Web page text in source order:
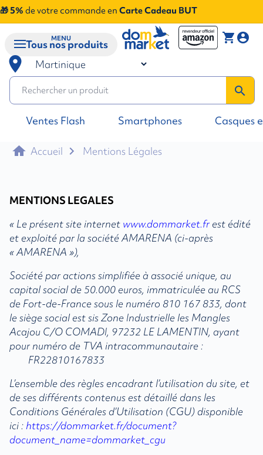
🎁 5% de votre commande en Carte Cadeau BUT
room
shopping_cart account_circle
search
Ventes Flash Smartphones Casques
Tous nos produits
MENU
home Accueil arrow_forward_ios Mentions Légales
MENTIONS LEGALES
« Le présent site internet www.dommarket.fr est édité
et exploité par la société AMARENA (ci-après
« AMARENA »),
Société par actions simplifiée à associé unique, au
capital social de 50.000 euros, immatriculée au RCS
de Fort-de-France sous le numéro 810 167 833, dont
le siège social est sis Zone Industrielle les Mangles
Acajou C/O COMADI, 97232 LE LAMENTIN, ayant
pour numéro de TVA intracommunautaire :
FR22810167833
L’ensemble des règles encadrant l’utilisation du site, et
de ses différents contenus est détaillé dans les
Conditions Générales d’Utilisation (CGU) disponible
ici : https://dommarket.fr/document?
document_name=dommarket_cgu